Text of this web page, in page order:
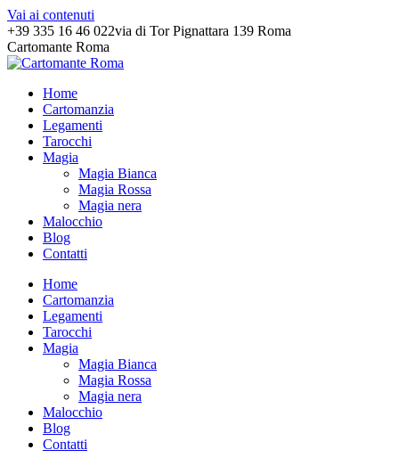
Vai ai contenuti
+39 335 16 46 022via di Tor Pignattara 139 Roma
Cartomante Roma
Home
Cartomanzia
Legamenti
Tarocchi
Magia
Magia Bianca
Magia Rossa
Magia nera
Malocchio
Blog
Contatti
Home
Cartomanzia
Legamenti
Tarocchi
Magia
Magia Bianca
Magia Rossa
Magia nera
Malocchio
Blog
Contatti